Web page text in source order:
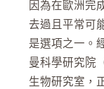
因為在歐洲完
去過且平常可
是選項之一。
曼科學研究院
生物研究室，